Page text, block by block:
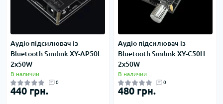
Аудіо підсилювач із
Bluetooth Sinilink XY-AP50L
2x50W
В наличии
0
440 грн.
Аудіо підсилювач із
Bluetooth Sinilink XY-C50H
2x50W
В наличии
0
480 грн.